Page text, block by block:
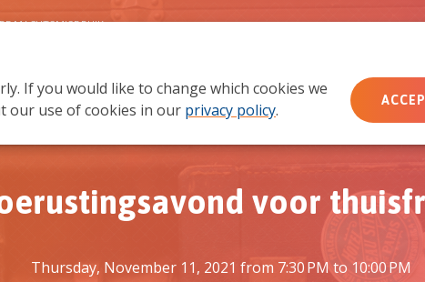
If you would like to change which cookies we
our use of cookies in our privacy policy.
Wie wij zijn Wat we doen Doe mee
MACHTSMISBRUIK
voor
Thursday, November 11, 2021 from 7:30 PM to 10:00 PM